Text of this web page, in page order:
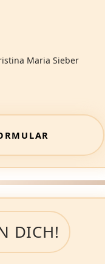
Maria Sieber
DICH!